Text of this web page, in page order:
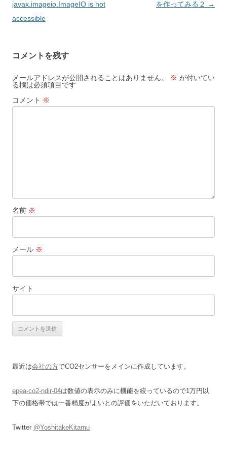
稿
ナ
ー
シ
ョ
ン
javax.imageio.ImageIO is not
accessible
を作ってみる２ →
コメントを残す
メールアドレスが公開されることはありません。 ※ が付いてい
る欄は必須項目です
コメント ※
名前 ※
メール ※
サイト
最近は会社の方でCO2センサーをメインに作成しています。
epea-co2-ndir-04は数値の表示のみに機能を絞っているので1万円以
下の価格帯では一番精度がよいとの評価をいただいております。
Twitter @YoshitakeKitamu